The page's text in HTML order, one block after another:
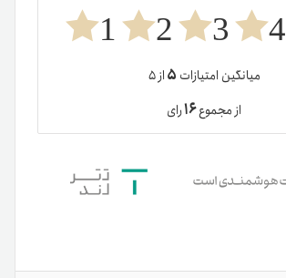
4
3
2
1
میانگین امتیازات ۵از ۵
از مجموع۱۶رای